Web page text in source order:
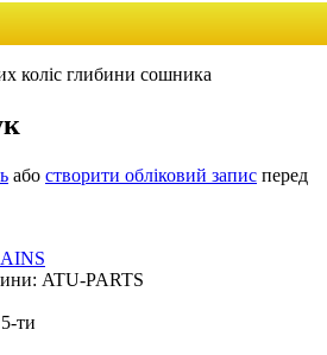
коліс глибини сошника
або створити обліковий запис перед
ATU-PARTS
ти